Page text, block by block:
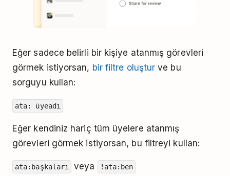
Eğer sadece belirli bir kişiye atanmış görevleri
görmek istiyorsan, bir filtre oluştur ve bu
sorguyu kullan:
ata: üyeadı
Eğer kendiniz hariç tüm üyelere atanmış
görevleri görmek istiyorsan, bu filtreyi kullan:
ata:başkaları veya !ata:ben